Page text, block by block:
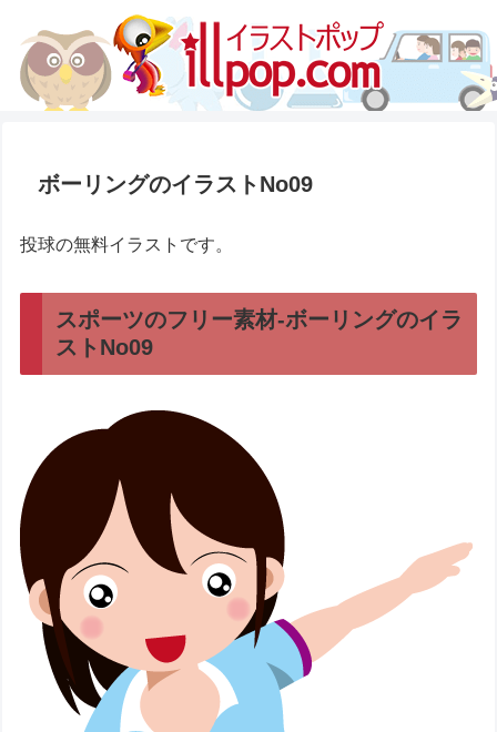
ボーリングのイラストNo09
投球の無料イラストです。
スポーツのフリー素材-ボーリングのイラ
ストNo09